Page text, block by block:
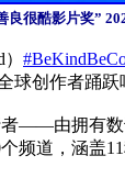
良很酷影片奖”
——由拥有
频道，涵盖